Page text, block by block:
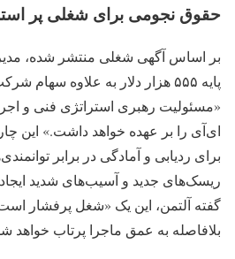
حقوق نجومی برای شغلی پر
بر اساس آگهی شغلی منتشر شده،
پایه ۵۵۵ هزار دلار به علاوه
«مسئولیت رهبری استراتژی فنی و
ای‌آی را بر عهده خواهد داشت.» این
برای ردیابی و آمادگی در برابر
ریسک‌های جدید و آسیب‌های شدید ایجاد
گفته آلتمن، این یک «شغل پرفشار
بلافاصله به عمق ماجرا پرتاب خواهد